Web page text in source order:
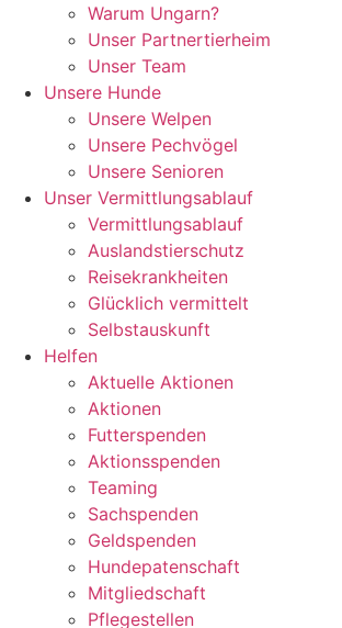
Warum Ungarn?
Unser Partnertierheim
Unser Team
Unsere Hunde
Unsere Welpen
Unsere Pechvögel
Unsere Senioren
Unser Vermittlungsablauf
Vermittlungsablauf
Auslandstierschutz
Reisekrankheiten
Glücklich vermittelt
Selbstauskunft
Helfen
Aktuelle Aktionen
Aktionen
Futterspenden
Aktionsspenden
Teaming
Sachspenden
Geldspenden
Hundepatenschaft
Mitgliedschaft
Pflegestellen